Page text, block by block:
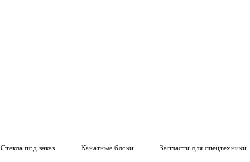
Стекла под заказ Канатные блоки Запчасти для спецтехники